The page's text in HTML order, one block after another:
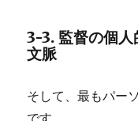
3-3. 監督の個
文脈
そして、最もパー